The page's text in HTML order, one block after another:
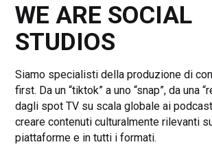
WE ARE SOCIAL
STUDIOS
Siamo specialisti della produzione di
first. Da un “tiktok” a uno “snap”, da una
dagli spot TV su scala globale ai
creare contenuti culturalmente rilevanti
piattaforme e in tutti i formati.